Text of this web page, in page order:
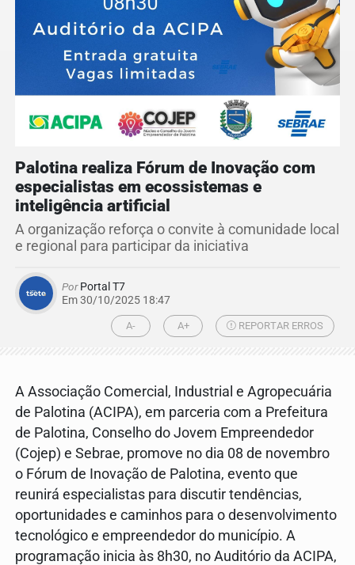
Palotina realiza Fórum de Inovação com
especialistas em ecossistemas e
inteligência artificial
A organização reforça o convite à comunidade local
e regional para participar da iniciativa
PorPortal T7
Em 30/10/2025 18:47
A- A+ REPORTAR ERROS
A Associação Comercial, Industrial e Agropecuária
de Palotina (ACIPA), em parceria com a Prefeitura
de Palotina, Conselho do Jovem Empreendedor
(Cojep) e Sebrae, promove no dia 08 de novembro
o Fórum de Inovação de Palotina, evento que
reunirá especialistas para discutir tendências,
oportunidades e caminhos para o desenvolvimento
tecnológico e empreendedor do município. A
programação inicia às 8h30, no Auditório da ACIPA,